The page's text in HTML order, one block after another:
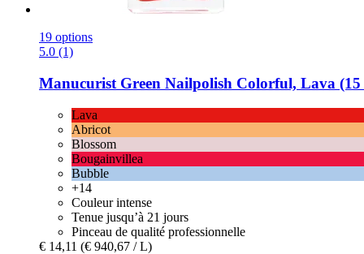
19 options
5.0 (1)
Manucurist Green Nailpolish Colorful, Lava
Lava
Abricot
Blossom
Bougainvillea
Bubble
+14
Couleur intense
Tenue jusqu’à 21 jours
Pinceau de qualité professionnelle
€ 14,11 (€ 940,67 / L)